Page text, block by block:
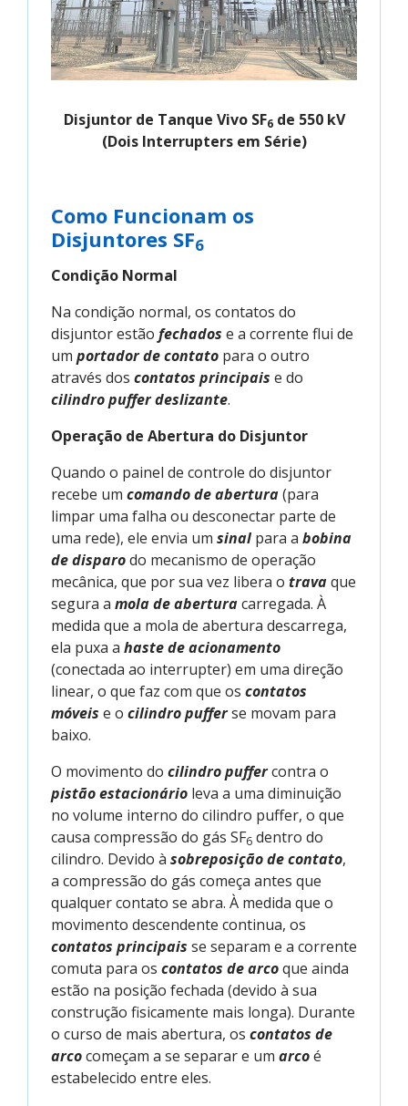
Disjuntor de Tanque Vivo SF6de 550 kV
(Dois Interrupters em Série)
Como Funcionam os
Disjuntores SF6
Condição Normal
Na condição normal, os contatos do
disjuntor estão fechados e a corrente flui de
um portador de contato para o outro
através dos contatos principais e do
cilindro puffer deslizante.
Operação de Abertura do Disjuntor
Quando o painel de controle do disjuntor
recebe um comando de abertura(para
limpar uma falha ou desconectar parte de
uma rede), ele envia um sinal para a bobina
de disparodo mecanismo de operação
mecânica, que por sua vez libera o travaque
segura a mola de aberturacarregada. À
medida que a mola de abertura descarrega,
ela puxa a haste de acionamento
(conectada ao interrupter) em uma direção
linear, o que faz com que os contatos
móveis e o cilindro pufferse movam para
baixo.
O movimento do cilindro puffercontra o
pistão estacionário leva a uma diminuição
no volume interno do cilindro puffer, o que
causa compressão do gás SF6 dentro do
cilindro. Devido à sobreposição de contato,
a compressão do gás começa antes que
qualquer contato se abra. À medida que o
movimento descendente continua, os
contatos principais se separam e a corrente
comuta para os contatos de arcoque ainda
estão na posição fechada (devido à sua
construção fisicamente mais longa). Durante
o curso de mais abertura, os contatos de
arcocomeçam a se separar e um arcoé
estabelecido entre eles.